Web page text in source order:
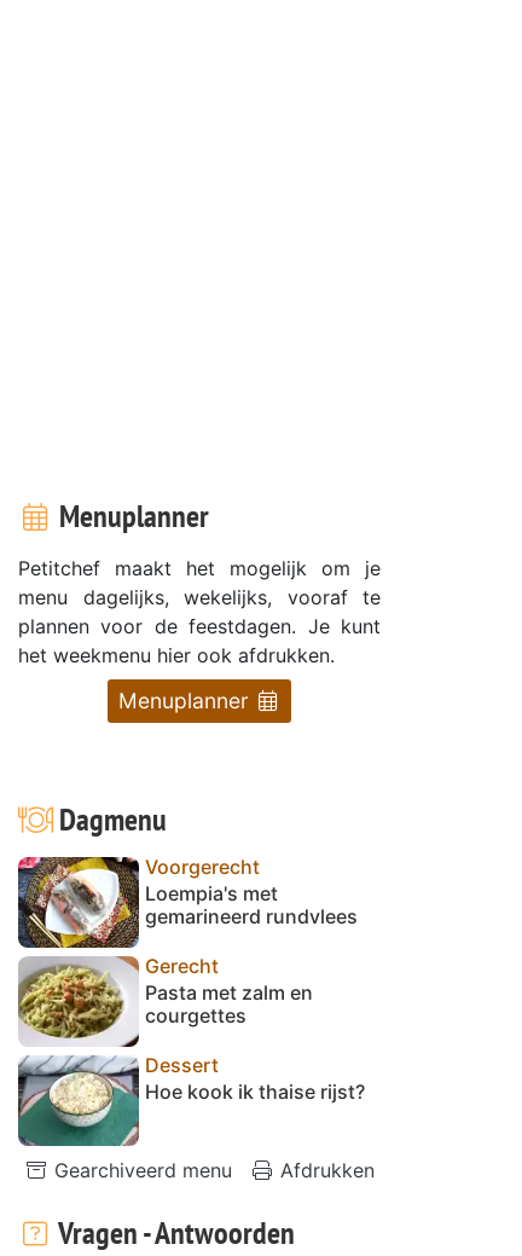
Menuplanner
Petitchef maakt het mogelijk om je
menu dagelijks, wekelijks, vooraf te
plannen voor de feestdagen. Je kunt
het weekmenu hier ook afdrukken.
Menuplanner
Dagmenu
Voorgerecht
Loempia's met
gemarineerd rundvlees
Gerecht
Pasta met zalm en
courgettes
Dessert
Hoe kook ik thaise rijst?
Gearchiveerd menu Afdrukken
Vragen - Antwoorden